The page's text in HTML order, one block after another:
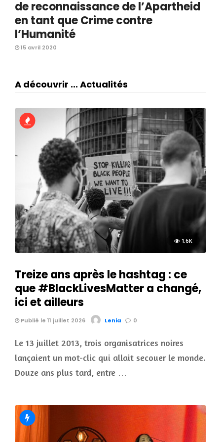
de reconnaissance de l’Apartheid
en tant que Crime contre
l’Humanité
15 avril 2020
A découvrir ... Actualités
1.6K
Treize ans après le hashtag : ce
que #BlackLivesMatter a changé,
ici et ailleurs
Publié le 11 juillet 2026 Lenia 0
Le 13 juillet 2013, trois organisatrices noires
lançaient un mot-clic qui allait secouer le monde.
Douze ans plus tard, entre …